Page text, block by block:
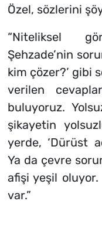
Özel, sözlerini
“Niteliksel
Şehzade’nin
kim çözer?’ gibi
verilen
buluyoruz.
şikayetin
yerde, ‘Dürüst
Ya da çevre
afişi yeşil oluyor.
var.”